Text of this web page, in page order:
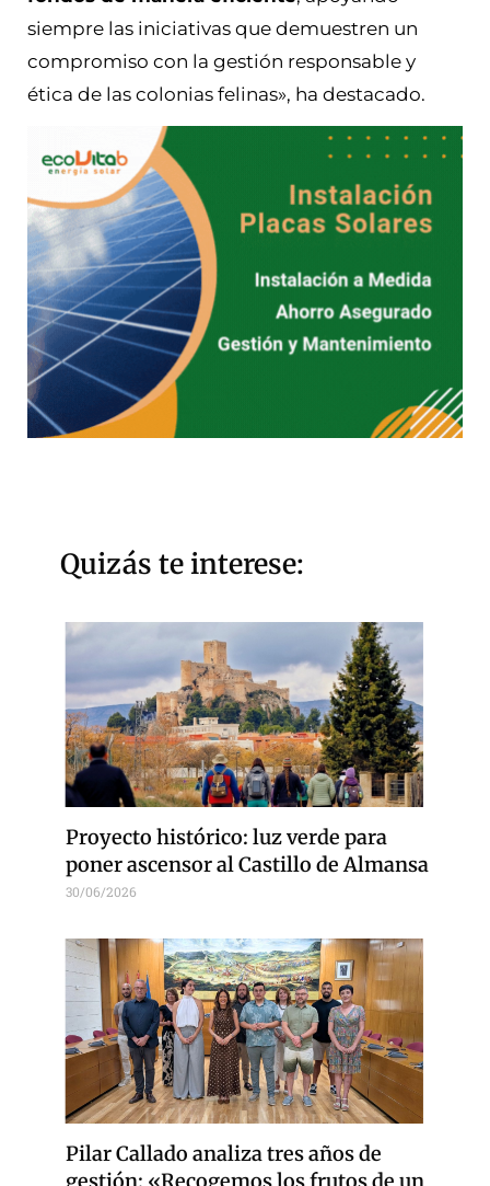
siempre las iniciativas que demuestren un
compromiso con la gestión responsable y
ética de las colonias felinas», ha destacado.
Quizás te interese:
Proyecto histórico: luz verde para
poner ascensor al Castillo de Almansa
30/06/2026
Pilar Callado analiza tres años de